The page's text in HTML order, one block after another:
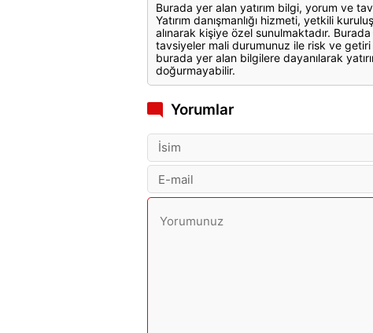
Burada yer alan yatırım bilgi, yorum ve
Yatırım danışmanlığı hizmeti, yetkili
alınarak kişiye özel sunulmaktadır.
tavsiyeler mali durumunuz ile risk ve
burada yer alan bilgilere dayanılarak
doğurmayabilir.
Yorumlar